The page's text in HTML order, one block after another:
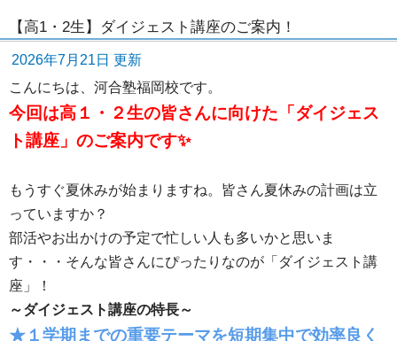
【高1・2生】ダイジェスト講座のご案内！
2026年7月21日 更新
こんにちは、河合塾福岡校です。
今回は高１・２生の皆さんに向けた「ダイジェス
ト講座」のご案内です✨
もうすぐ夏休みが始まりますね。皆さん夏休みの計画は立
っていますか？
部活やお出かけの予定で忙しい人も多いかと思いま
す・・・そんな皆さんにぴったりなのが「ダイジェスト講
座」！
～ダイジェスト講座の特長～
★１学期までの重要テーマを短期集中で効率良く